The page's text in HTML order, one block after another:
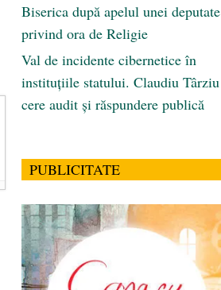
Biserica după apelul unei deputate
privind ora de Religie
Val de incidente cibernetice în
instituțiile statului. Claudiu Târziu
cere audit și răspundere publică
PUBLICITATE